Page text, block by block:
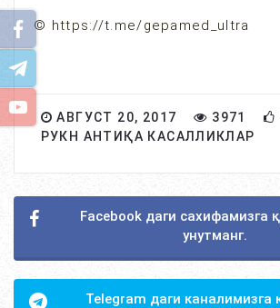
© https://t.me/gepamed_ultra
АВГУСТ 20, 2017 3971
РУКН АНТИҚА КАСАЛЛИКЛАР
Facebook даги сахифамизга
унутманг.
Telegram даги